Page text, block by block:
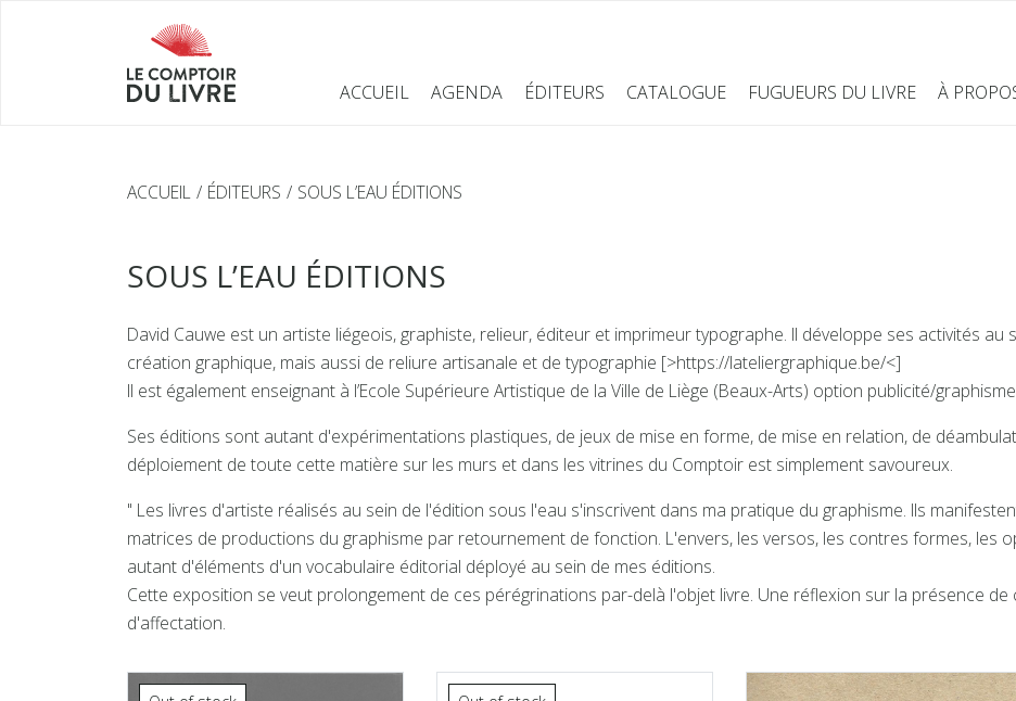
ACCUEIL AGENDA ÉDITEURS CATALOGUE FUGUEURS DU LIVRE À
ACCUEIL ÉDITEURS SOUS L’EAU ÉDITIONS
SOUS L’EAU ÉDITIONS
David Cauwe est un artiste liégeois, graphiste, relieur, éditeur et imprimeur typographe. Il développe ses activités au
création graphique, mais aussi de reliure artisanale et de typographie [>https://lateliergraphique.be/<]
Il est également enseignant à l’Ecole Supérieure Artistique de la Ville de Liège (Beaux-Arts) option publicité/
Ses éditions sont autant d'expérimentations plastiques, de jeux de mise en forme, de mise en relation, de
déploiement de toute cette matière sur les murs et dans les vitrines du Comptoir est simplement savoureux.
" Les livres d'artiste réalisés au sein de l'édition sous l'eau s'inscrivent dans ma pratique du graphisme. Ils
matrices de productions du graphisme par retournement de fonction. L'envers, les versos, les contres formes, les
autant d'éléments d'un vocabulaire éditorial déployé au sein de mes éditions.
Cette exposition se veut prolongement de ces pérégrinations par-delà l'objet livre. Une réflexion sur la présence
d'affectation.